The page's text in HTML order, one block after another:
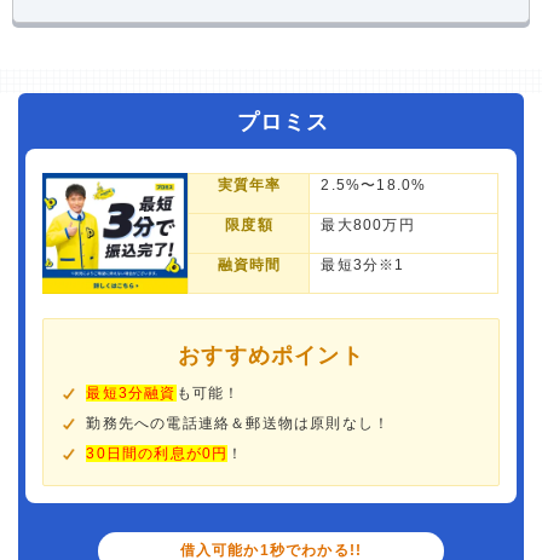
プロミス
実質年率 2.5%〜18.0%
限度額 最大800万円
融資時間 最短3分※1
おすすめポイント
最短3分融資 も可能！
勤務先への電話連絡＆郵送物は原則なし！
30日間の利息が0円 ！
借入可能か1秒でわかる!!